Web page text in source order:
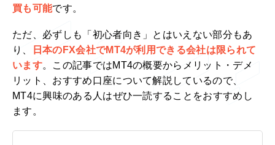
買も可能です。
ただ、必ずしも「初心者向き」とはいえない部分もあ
り、
日本のFX会社でMT4が利用できる会社は限られて
います。この記事ではMT4の概要からメリット・デメ
リット、おすすめ口座について解説しているので、
MT4に興味のある人はぜひ一読することをおすすめし
ます。